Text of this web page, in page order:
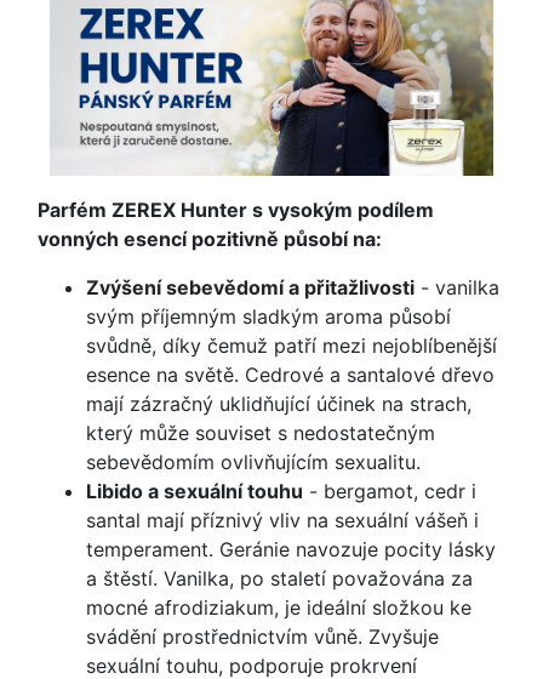
Parfém ZEREX Hunter s vysokým podílem
vonných esencí pozitivně působí na:
Zvýšení sebevědomí a přitažlivosti - vanilka
svým příjemným sladkým aroma působí
svůdně, díky čemuž patří mezi nejoblíbenější
esence na světě. Cedrové a santalové dřevo
mají zázračný uklidňující účinek na strach,
který může souviset s nedostatečným
sebevědomím ovlivňujícím sexualitu.
Libido a sexuální touhu - bergamot, cedr i
santal mají příznivý vliv na sexuální vášeň i
temperament. Geránie navozuje pocity lásky
a štěstí. Vanilka, po staletí považována za
mocné afrodiziakum, je ideální složkou ke
svádění prostřednictvím vůně. Zvyšuje
sexuální touhu, podporuje prokrvení